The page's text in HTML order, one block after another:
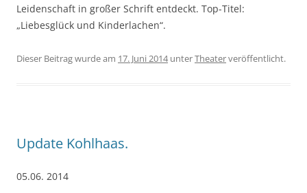
Leidenschaft in großer Schrift entdeckt. Top-Titel:
„Liebesglück und Kinderlachen“.
Dieser Beitrag wurde am 17. Juni 2014unterTheaterveröffentlicht.
Update Kohlhaas.
05.06. 2014